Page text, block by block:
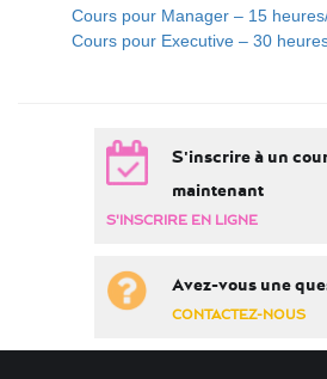
Cours pour Manager – 15
Cours pour Executive – 30
S'inscrire à un
maintenant
S'INSCRIRE EN LIGNE
Avez-vous une
CONTACTEZ-NOUS